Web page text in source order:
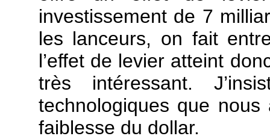
investissement de 7
les lanceurs, on fait
l’effet de levier atteint
très intéressant.
technologiques que
faiblesse du dollar.